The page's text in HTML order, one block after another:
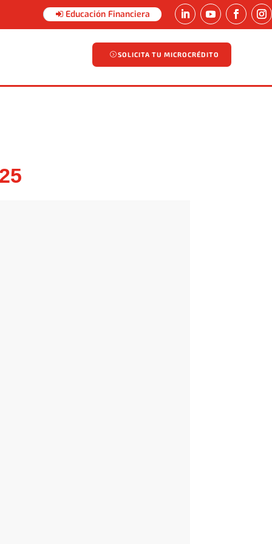
Educación Financiera
SOLICITA TU MICROCRÉDITO
SOLICITA TU MICROCRÉDITO